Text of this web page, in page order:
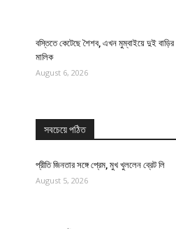
বস্তিতে কেটেছে শৈশব, এখন মুম্বাইয়ে দুই বাড়ির
মালিক
August 6, 2026
সবচেয়ে পঠিত
প্রীতি জিনতার সঙ্গে প্রেম, মুখ খুললেন ব্রেট লি
August 5, 2026